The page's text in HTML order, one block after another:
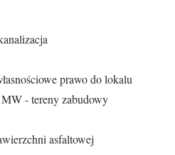
prawo do lokalu
- tereny zabudowy
asfaltowej